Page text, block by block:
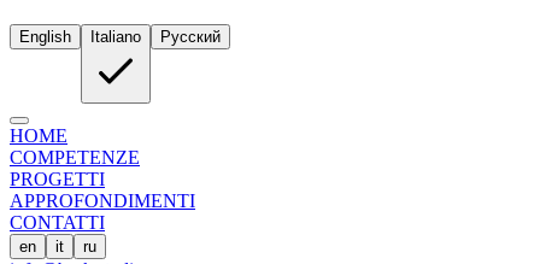
English Italiano Русский
HOME
COMPETENZE
PROGETTI
APPROFONDIMENTI
CONTATTI
en it ru